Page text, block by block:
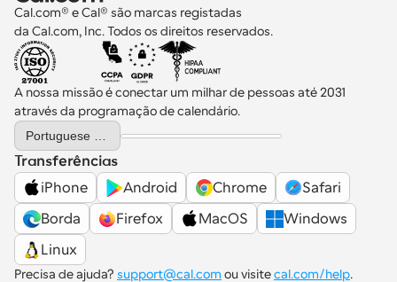
Cal.com® e Cal® são marcas registadas
da Cal.com, Inc. Todos os direitos reservados.
A nossa missão é conectar um milhar de pessoas até 2031
através da programação de calendário.
Select Language
Transferências
iPhone
Android Chrome
Safari
Borda
Firefox MacOS
Windows
Linux
Precisa de ajuda? support@cal.com ou visite cal.com/help.